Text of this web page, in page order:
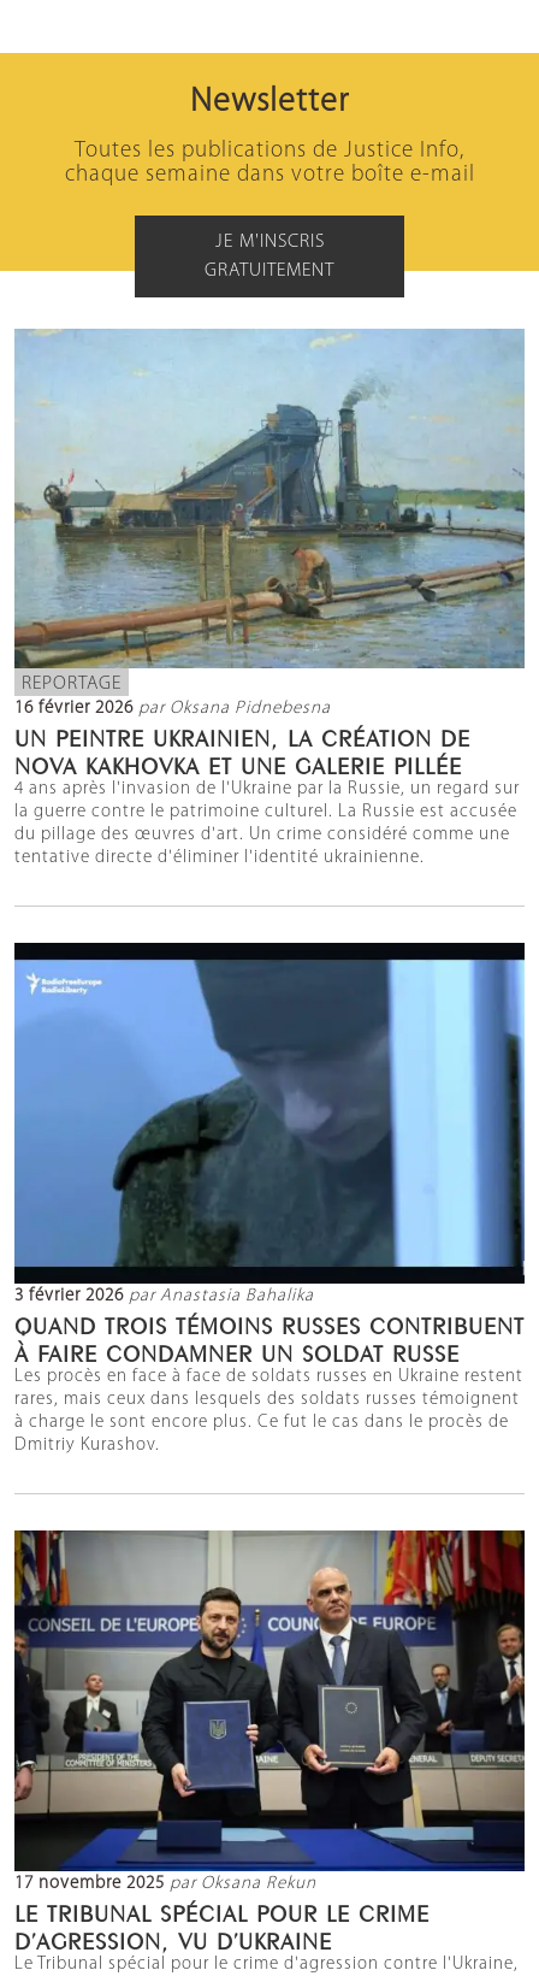
Newsletter
Toutes les publications de Justice Info,
chaque semaine dans votre boîte e-mail
JE M'INSCRIS
GRATUITEMENT
REPORTAGE
16 février 2026 par Oksana Pidnebesna
UN PEINTRE UKRAINIEN, LA CRÉATION DE
NOVA KAKHOVKA ET UNE GALERIE PILLÉE
4 ans après l'invasion de l'Ukraine par la Russie, un regard sur
la guerre contre le patrimoine culturel. La Russie est accusée
du pillage des œuvres d'art. Un crime considéré comme une
tentative directe d'éliminer l'identité ukrainienne.
3 février 2026 par Anastasia Bahalika
QUAND TROIS TÉMOINS RUSSES CONTRIBUENT
À FAIRE CONDAMNER UN SOLDAT RUSSE
Les procès en face à face de soldats russes en Ukraine restent
rares, mais ceux dans lesquels des soldats russes témoignent
à charge le sont encore plus. Ce fut le cas dans le procès de
Dmitriy Kurashov.
17 novembre 2025 par Oksana Rekun
LE TRIBUNAL SPÉCIAL POUR LE CRIME
D’AGRESSION, VU D’UKRAINE
Le Tribunal spécial pour le crime d'agression contre l'Ukraine,